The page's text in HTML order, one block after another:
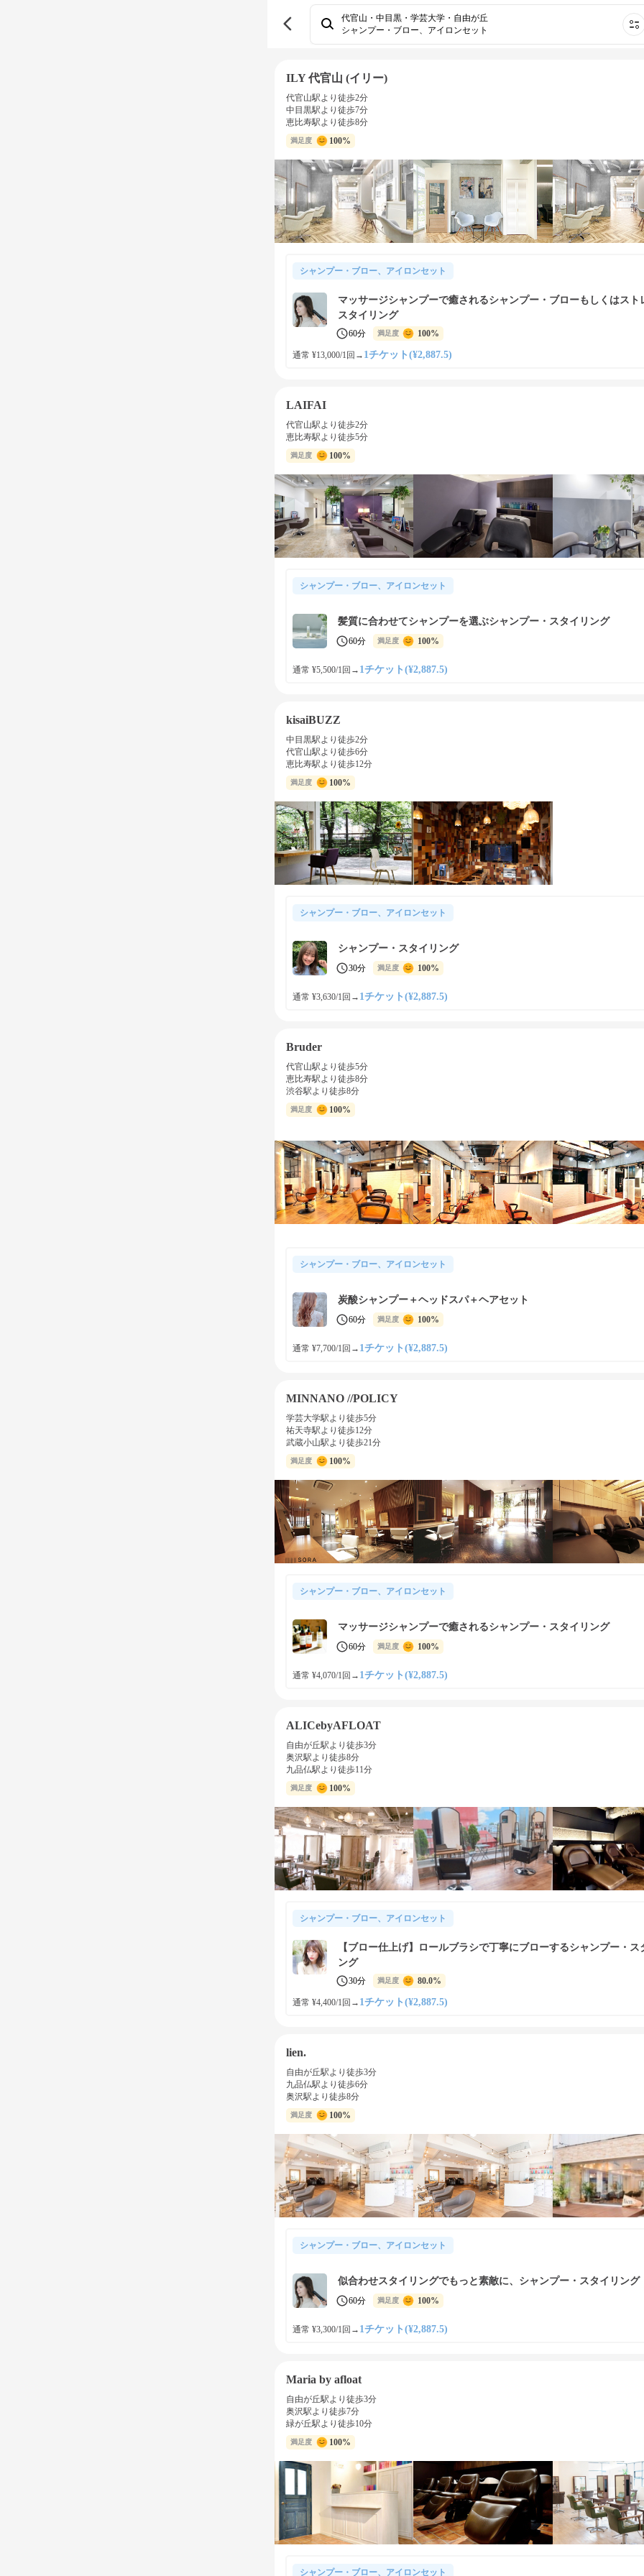
代官山・中目黒・学芸大学・自由が丘
シャンプー・ブロー、アイロンセット
ILY 代官山 (イリー)
代官山駅より徒歩2分
中目黒駅より徒歩7分
恵比寿駅より徒歩8分
満足度 100%
シャンプー・ブロー、アイロンセット
マッサージシャンプーで癒されるシャンプー・ブローもしくはスト
スタイリング
60分 満足度 100%
通常 ¥13,000/1回 → 1チケット(¥2,887.5)
LAIFAI
代官山駅より徒歩2分
恵比寿駅より徒歩5分
満足度 100%
シャンプー・ブロー、アイロンセット
髪質に合わせてシャンプーを選ぶシャンプー・スタイリング
60分 満足度 100%
通常 ¥5,500/1回 → 1チケット(¥2,887.5)
kisaiBUZZ
中目黒駅より徒歩2分
代官山駅より徒歩6分
恵比寿駅より徒歩12分
満足度 100%
シャンプー・ブロー、アイロンセット
シャンプー・スタイリング
30分 満足度 100%
通常 ¥3,630/1回 → 1チケット(¥2,887.5)
Bruder
代官山駅より徒歩5分
恵比寿駅より徒歩8分
渋谷駅より徒歩8分
満足度 100%
シャンプー・ブロー、アイロンセット
炭酸シャンプー＋ヘッドスパ＋ヘアセット
60分 満足度 100%
通常 ¥7,700/1回 → 1チケット(¥2,887.5)
MINNANO //POLICY
学芸大学駅より徒歩5分
祐天寺駅より徒歩12分
武蔵小山駅より徒歩21分
満足度 100%
シャンプー・ブロー、アイロンセット
マッサージシャンプーで癒されるシャンプー・スタイリング
60分 満足度 100%
通常 ¥4,070/1回 → 1チケット(¥2,887.5)
ALICebyAFLOAT
自由が丘駅より徒歩3分
奥沢駅より徒歩8分
九品仏駅より徒歩11分
満足度 100%
シャンプー・ブロー、アイロンセット
【ブロー仕上げ】ロールブラシで丁寧にブローするシャンプー・ス
ング
30分 満足度 80.0%
通常 ¥4,400/1回 → 1チケット(¥2,887.5)
lien.
自由が丘駅より徒歩3分
九品仏駅より徒歩6分
奥沢駅より徒歩8分
満足度 100%
シャンプー・ブロー、アイロンセット
似合わせスタイリングでもっと素敵に、シャンプー・スタイリング
60分 満足度 100%
通常 ¥3,300/1回 → 1チケット(¥2,887.5)
Maria by afloat
自由が丘駅より徒歩3分
奥沢駅より徒歩7分
緑が丘駅より徒歩10分
満足度 100%
シャンプー・ブロー、アイロンセット